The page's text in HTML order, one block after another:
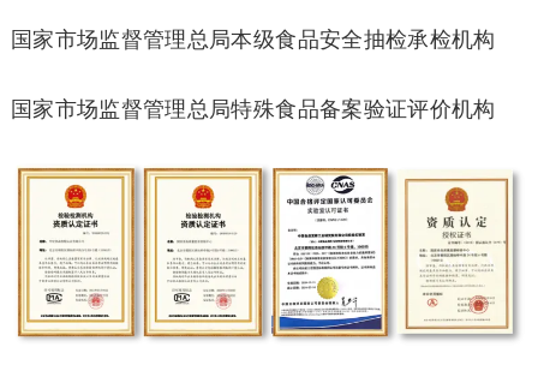
国家市场监督管理总局本级食品安全抽检承检机构
国家市场监督管理总局特殊食品备案验证评价机构